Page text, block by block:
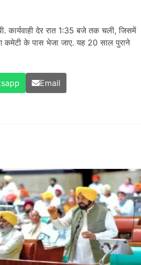
देर रात 1:35 बजे तक चली, जिसमें
कमेटी के पास भेजा जाए. यह 20 साल पुराने
Email